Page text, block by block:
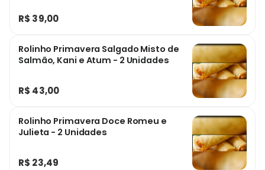
R$ 39,00
Rolinho Primavera Salgado Misto de
Salmão, Kani e Atum - 2 Unidades
R$ 43,00
Rolinho Primavera Doce Romeu e
Julieta - 2 Unidades
R$ 23,49